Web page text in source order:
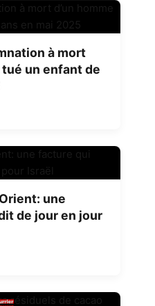
à mort
tué un enfant de
une
de jour en jour